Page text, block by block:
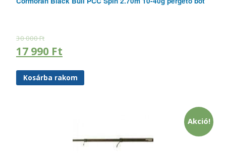
30 000Ft
17 990 Ft
Kosárba rakom
Akció!